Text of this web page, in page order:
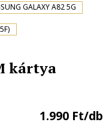
GALAXY A82 5G
kártya
1.990 Ft/db